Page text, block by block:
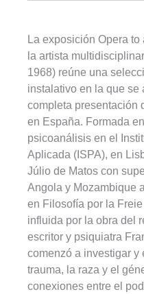
La exposición Opera
la artista
1968) reúne una
instalativo en la que se
completa presentación
en España. Formada
psicoanálisis en el
Aplicada (ISPA), en
Júlio de Matos con
Angola y Mozambique
en Filosofía por la
influida por la obra del
escritor y psiquiatra
comenzó a investigar y
trauma, la raza y el
conexiones entre el